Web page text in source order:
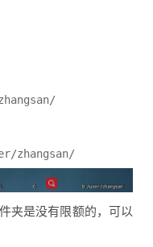
zhangsan/
夹是没有限额的，可以